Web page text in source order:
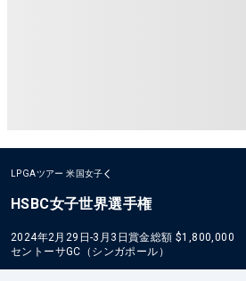
LPGAツアー 米国女子
HSBC女子世界選手権
2024年2月29日-3月3日賞金総額 $1,800,000
セントーサGC（シンガポール）